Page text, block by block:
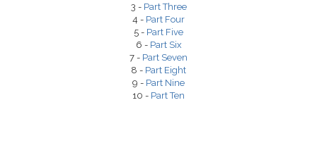
3 - Part Three
4 - Part Four
5 - Part Five
6 - Part Six
7 - Part Seven
8 - Part Eight
9 - Part Nine
10 - Part Ten